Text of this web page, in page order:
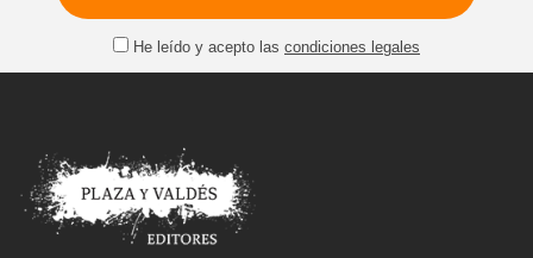
He leído y acepto las condiciones legales